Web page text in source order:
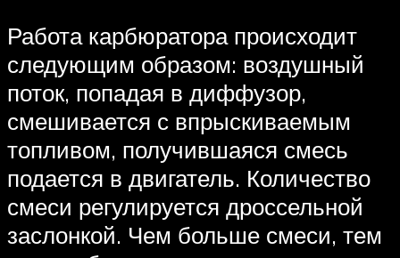
Работа карбюратора происходит
следующим образом: воздушный
поток, попадая в диффузор,
смешивается с впрыскиваемым
топливом, получившаяся смесь
подается в двигатель. Количество
смеси регулируется дроссельной
заслонкой. Чем больше смеси, тем